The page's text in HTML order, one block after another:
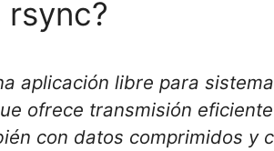
rsync?
aplicación libre para
ofrece transmisión
con datos comprimidos y